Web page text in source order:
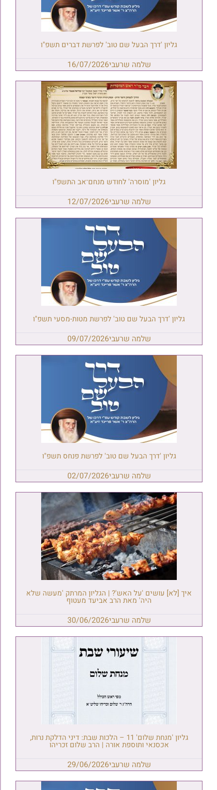
גליון 'דרך הבעל שם טוב' לפרשת דברים תשפ"ו
שלמה שרעבי16/07/2026
גליון 'מוסרה' לחודש מנחם־אב התשפ"ו
שלמה שרעבי12/07/2026
גליון 'דרך הבעל שם טוב' לפרשת מטות-מסעי תשפ"ו
שלמה שרעבי09/07/2026
גליון 'דרך הבעל שם טוב' לפרשת פנחס תשפ"ו
שלמה שרעבי02/07/2026
איך [לא] עושים 'על האש'? | הגליון המרתק 'מעשה שלא
היה' מאת הרב אביעד מעטוף
שלמה שרעבי30/06/2026
גליון 'מנחת שלום' 11 – הלכות שבת: דיני הדלקת נרות,
אכסנאי ותוספת אורה | הרב שלום זכריהו
שלמה שרעבי29/06/2026